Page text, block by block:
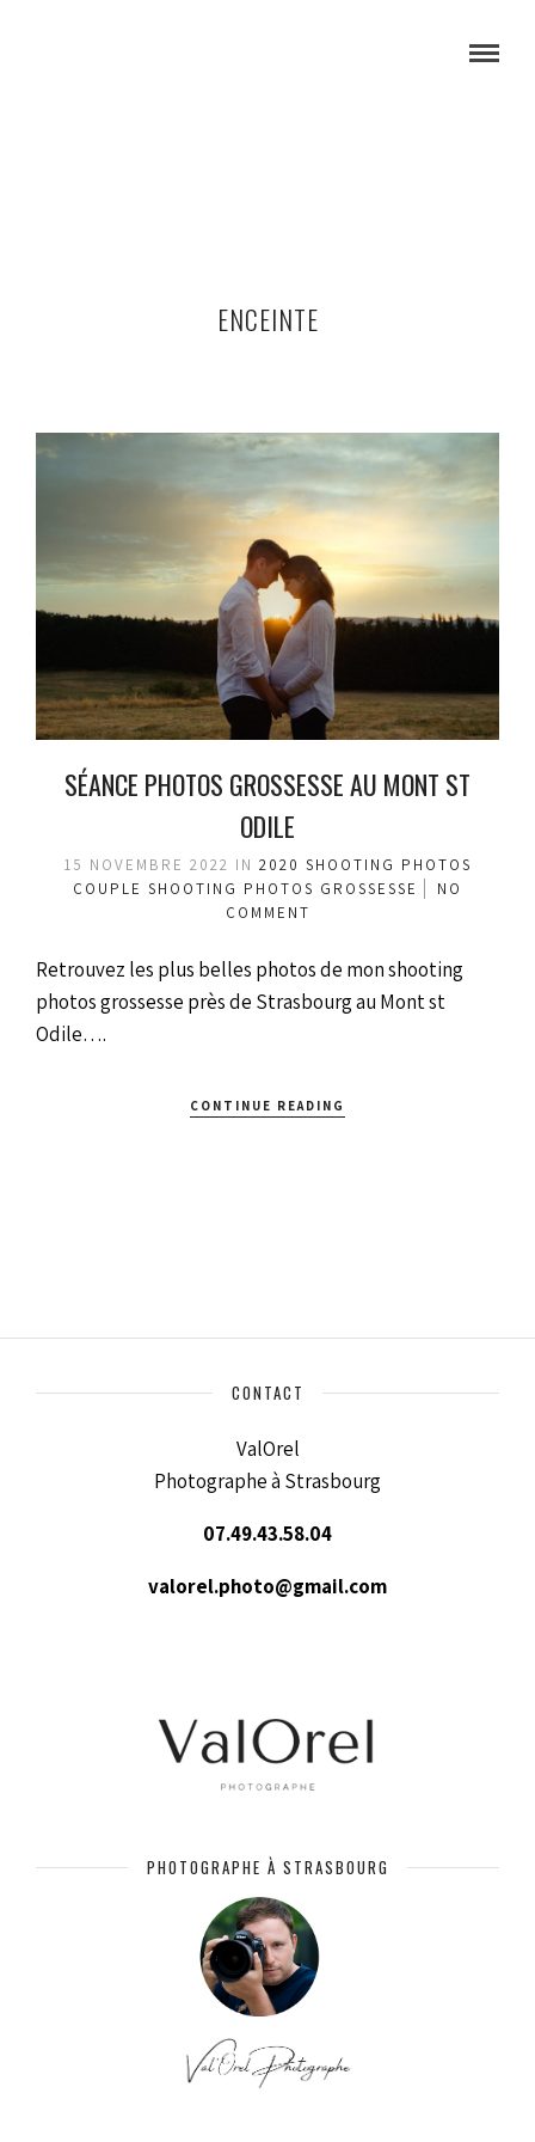
ENCEINTE
SÉANCE PHOTOS GROSSESSE AU MONT ST
ODILE
15 NOVEMBRE 2022 IN 2020 SHOOTING PHOTOS
COUPLE SHOOTING PHOTOS GROSSESSE
NO
COMMENT
Retrouvez les plus belles photos de mon shooting
photos grossesse près de Strasbourg au Mont st
Odile….
CONTINUE READING
CONTACT
ValOrel
Photographe à Strasbourg
07.49.43.58.04
valorel.photo@gmail.com
PHOTOGRAPHE À STRASBOURG